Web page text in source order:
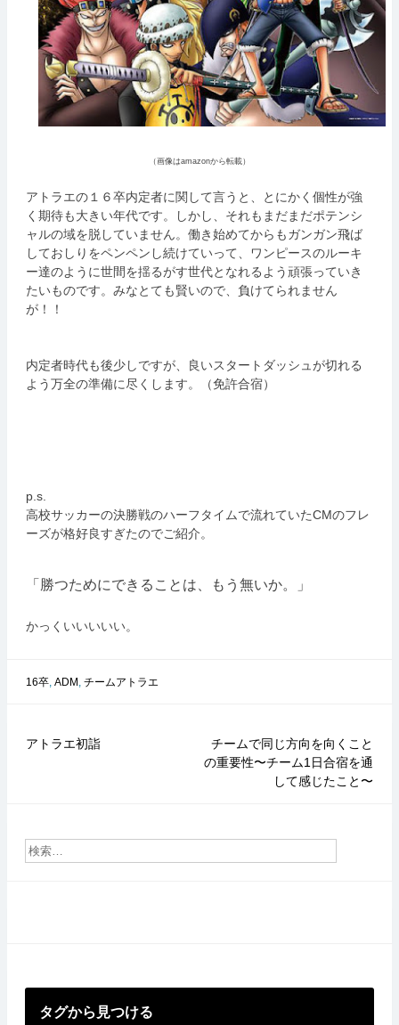
（画像はamazonから転載）
アトラエの１６卒内定者に関して言うと、とにかく個性が強
く期待も大きい年代です。しかし、それもまだまだポテンシ
ャルの域を脱していません。働き始めてからもガンガン飛ば
しておしりをペンペンし続けていって、ワンピースのルーキ
ー達のように世間を揺るがす世代となれるよう頑張っていき
たいものです。みなとても賢いので、負けてられません
が！！
内定者時代も後少しですが、
良いスタートダッシュが切れる
よう万全の準備に尽くします。（免許合宿）
p.s.
高校サッカーの決勝戦のハーフタイムで流れていたCMのフレ
ーズが格好良すぎたのでご紹介。
「勝つためにできることは、もう無いか。」
かっくいいいいい。
16卒 ADM チームアトラエ
投
ゲ
アトラエ初詣
チームで同じ方向を向くこと
の重要性〜チーム1日合宿を通
して感じたこと〜
タグから見つける